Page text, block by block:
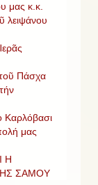
μας κ.κ.
λειψάνου
Πάσχα
Καρλόβασι
μας
Η
ΣΑΜΟΥ